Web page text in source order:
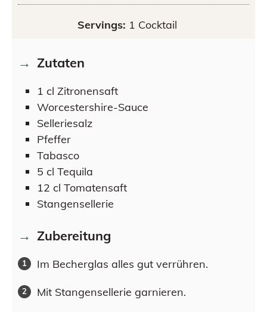
Servings: 1 Cocktail
Zutaten
1 cl Zitronensaft
Worcestershire-Sauce
Selleriesalz
Pfeffer
Tabasco
5 cl Tequila
12 cl Tomatensaft
Stangensellerie
Zubereitung
Im Becherglas alles gut verrühren.
Mit Stangensellerie garnieren.